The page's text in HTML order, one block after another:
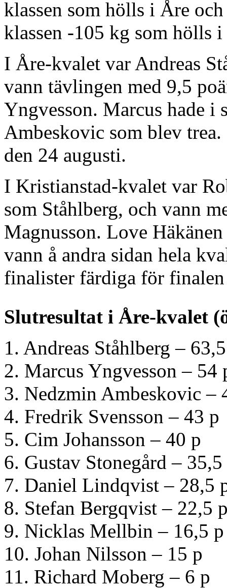
klassen som hölls i Åre
klassen -105 kg som hölls
I Åre-kvalet var Andreas
vann tävlingen med 9,5
Yngvesson. Marcus hade
Ambeskovic som blev
den 24 augusti.
I Kristianstad-kvalet var
som Ståhlberg, och vann
Magnusson. Love
vann å andra sidan hela
finalister färdiga för
Slutresultat i Åre-kvalet
1. Andreas Ståhlberg –
2. Marcus Yngvesson – 54
3. Nedzmin Ambeskovic –
4. Fredrik Svensson – 43 p
5. Cim Johansson – 40 p
6. Gustav Stonegård – 35,5
7. Daniel Lindqvist – 28,5
8. Stefan Bergqvist – 22,5
9. Nicklas Mellbin – 16,5 p
10. Johan Nilsson – 15 p
11. Richard Moberg – 6 p